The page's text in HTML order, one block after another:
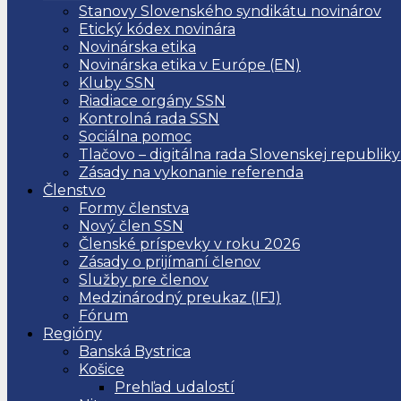
Stanovy Slovenského syndikátu novinárov
Etický kódex novinára
Novinárska etika
Novinárska etika v Európe (EN)
Kluby SSN
Riadiace orgány SSN
Kontrolná rada SSN
Sociálna pomoc
Tlačovo – digitálna rada Slovenskej republiky
Zásady na vykonanie referenda
Členstvo
Formy členstva
Nový člen SSN
Členské príspevky v roku 2026
Zásady o prijímaní členov
Služby pre členov
Medzinárodný preukaz (IFJ)
Fórum
Regióny
Banská Bystrica
Košice
Prehľad udalostí